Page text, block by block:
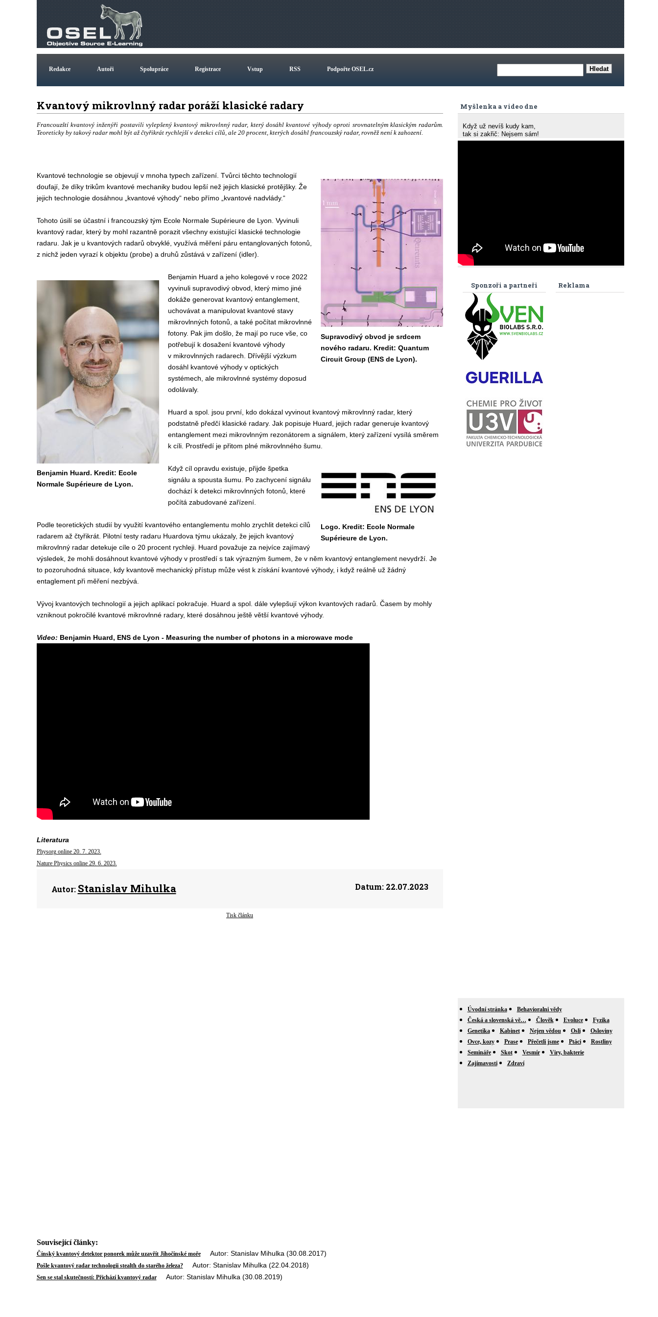
Redakce Autoři Spolupráce Registrace Vstup RSS Podpořte OSEL.cz
Kvantový mikrovlnný radar poráží klasické radary
Francouzští kvantový inženýři postavili vylepšený kvantový mikrovlnný radar, který dosáhl kvantové výhody oproti srovnatelným klasickým radarům.
Teoreticky by takový radar mohl být až čtyřikrát rychlejší v detekci cílů, ale 20 procent, kterých dosáhl francouzský radar, rovněž není k zahození.
Supravodivý obvod je srdcem
nového radaru. Kredit: Quantum
Circuit Group (ENS de Lyon).
Kvantové technologie se objevují v mnoha typech zařízení. Tvůrci těchto technologií
doufají, že díky trikům kvantové mechaniky budou lepší než jejich klasické protějšky. Že
jejich technologie dosáhnou „kvantové výhody“ nebo přímo „kvantové nadvlády.“
Tohoto úsilí se účastní i francouzský tým Ecole Normale Supérieure de Lyon. Vyvinuli
kvantový radar, který by mohl razantně porazit všechny existující klasické technologie
radaru. Jak je u kvantových radarů obvyklé, využívá měření páru entanglovaných fotonů,
z nichž jeden vyrazí k objektu (probe) a druhů zůstává v zařízení (idler).
Benjamin Huard. Kredit: Ecole
Normale Supérieure de Lyon.
Benjamin Huard a jeho kolegové v roce 2022
vyvinuli supravodivý obvod, který mimo jiné
dokáže generovat kvantový entanglement,
uchovávat a manipulovat kvantové stavy
mikrovlnných fotonů, a také počítat mikrovlnné
fotony. Pak jim došlo, že mají po ruce vše, co
potřebují k dosažení kvantové výhody
v mikrovlnných radarech. Dřívější výzkum
dosáhl kvantové výhody v optických
systémech, ale mikrovlnné systémy doposud
odolávaly.
Huard a spol. jsou první, kdo dokázal vyvinout kvantový mikrovlnný radar, který
podstatně předčí klasické radary. Jak popisuje Huard, jejich radar generuje kvantový
entanglement mezi mikrovlnným rezonátorem a signálem, který zařízení vysílá směrem
k cíli. Prostředí je přitom plné mikrovlnného šumu.
Logo. Kredit: Ecole Normale
Supérieure de Lyon.
Když cíl opravdu existuje, přijde špetka
signálu a spousta šumu. Po zachycení signálu
dochází k detekci mikrovlnných fotonů, které
počítá zabudované zařízení.
Podle teoretických studií by využití kvantového entanglementu mohlo zrychlit detekci cílů
radarem až čtyřikrát. Pilotní testy radaru Huardova týmu ukázaly, že jejich kvantový
mikrovlnný radar detekuje cíle o 20 procent rychleji. Huard považuje za nejvíce zajímavý
výsledek, že mohli dosáhnout kvantové výhody v prostředí s tak výrazným šumem, že v něm kvantový entanglement nevydrží. Je
to pozoruhodná situace, kdy kvantově mechanický přístup může vést k získání kvantové výhody, i když reálně už žádný
entaglement při měření nezbývá.
Vývoj kvantových technologií a jejich aplikací pokračuje. Huard a spol. dále vylepšují výkon kvantových radarů. Časem by mohly
vzniknout pokročilé kvantové mikrovlnné radary, které dosáhnou ještě větší kvantové výhody.
Video: Benjamin Huard, ENS de Lyon - Measuring the number of photons in a microwave mode
Literatura
Physorg online 20. 7. 2023.
Nature Physics online 29. 6. 2023.
Autor: Stanislav Mihulka Datum:22.07.2023
Tisk článku
Související články:
Čínský kvantový detektor ponorek může uzavřít Jihočínské mořeAutor: Stanislav Mihulka (30.08.2017)
Pošle kvantový radar technologii stealth do starého železa?Autor: Stanislav Mihulka (22.04.2018)
Sen se stal skutečností: Přichází kvantový radarAutor: Stanislav Mihulka (30.08.2019)
Myšlenka a video dne
Když už nevíš kudy kam,
tak si zakřič: Nejsem sám!
Reklama
Sponzoři a partneři
Úvodní stránka
Behavioralni vědy
Česká a slovenská vě…
Člověk Evoluce
Fyzika
Genetika
Kabinet Nejen vědou Osli
Osloviny
Ovce, kozy
Prase Přečetli jsme Ptáci
Rostliny
Semináře
Skot Vesmír
Viry, bakterie
Zajímavosti
Zdraví